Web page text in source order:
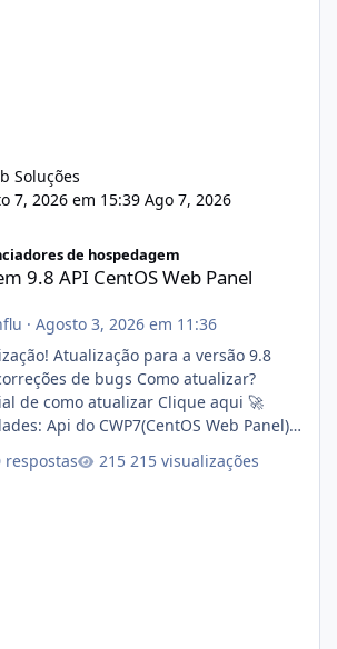
Soluções
7, 2026 em 15:39 Ago 7, 2026
Web Panel
de hospedagem
9.8 API CentOS Web Panel
· Agosto 3, 2026 em 11:36
para a versão 9.8
de bugs Como atualizar?
de como atualizar Clique aqui 🚀
Web Panel)
a usasr o isistem:
respostas 215 visualizações